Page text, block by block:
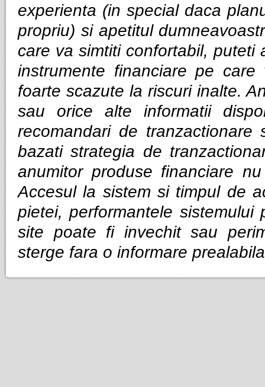
experienta (in special daca
propriu) si apetitul
care va simtiti confortabil, puteti
instrumente financiare pe
foarte scazute la riscuri inalte.
sau orice alte informatii
recomandari de
bazati strategia de
anumitor produse financiare
Accesul la sistem si timpul de
pietei, performantele
site poate fi invechit sau
sterge fara o informare